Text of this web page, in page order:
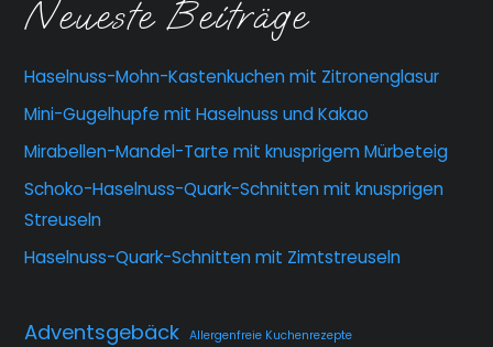
Neueste Beiträge
Haselnuss-Mohn-Kastenkuchen mit Zitronenglasur
Mini-Gugelhupfe mit Haselnuss und Kakao
Mirabellen-Mandel-Tarte mit knusprigem Mürbeteig
Schoko-Haselnuss-Quark-Schnitten mit knusprigen
Streuseln
Haselnuss-Quark-Schnitten mit Zimtstreuseln
Adventsgebäck Allergenfreie Kuchenrezepte